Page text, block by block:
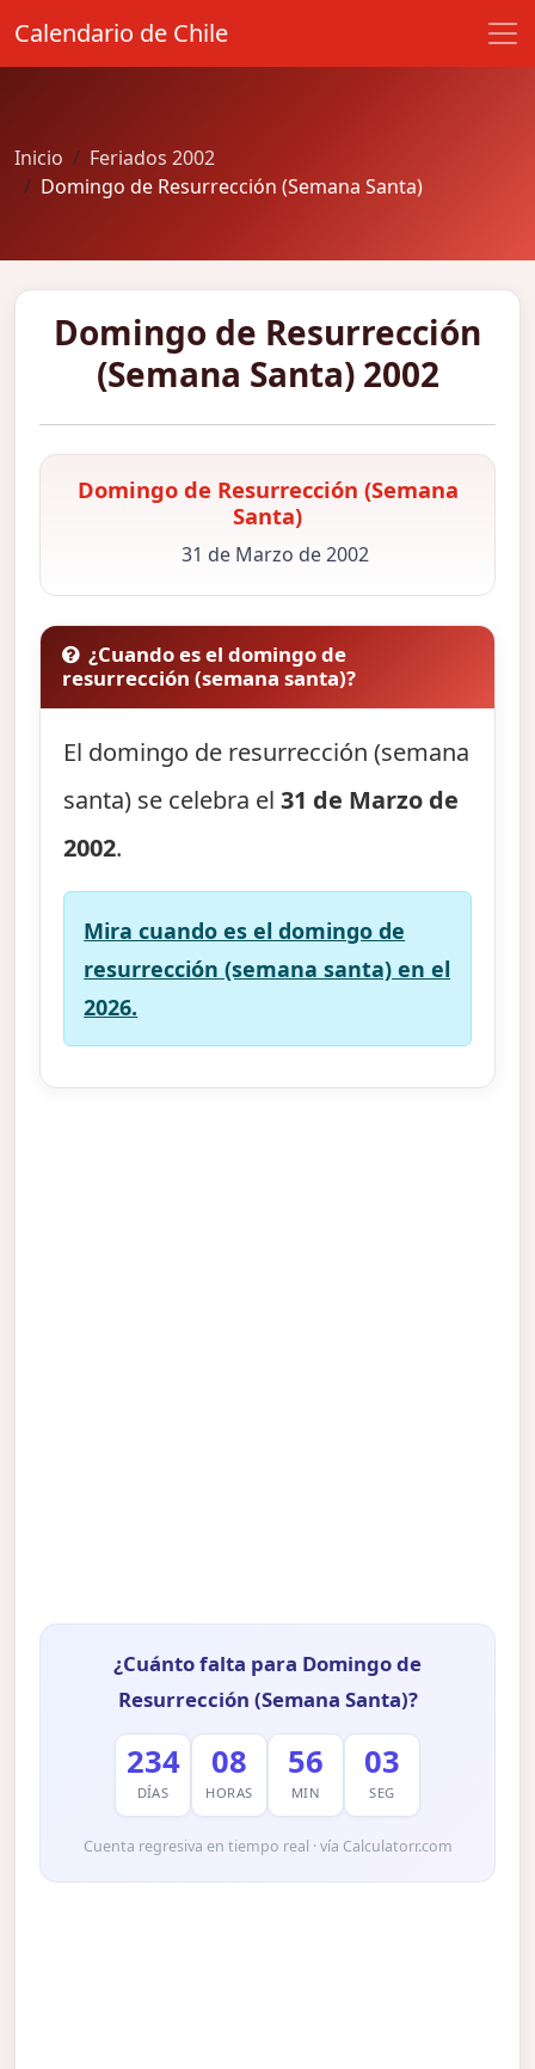
Calendario de Chile
Inicio
Feriados 2002
Domingo de Resurrección (Semana Santa)
Domingo de Resurrección
(Semana Santa) 2002
Domingo de Resurrección (Semana
Santa)
31 de Marzo de 2002
¿Cuando es el domingo de
resurrección (semana santa)?
El domingo de resurrección (semana
santa) se celebra el31 de Marzo de
2002.
Mira cuando es el domingo de
resurrección (semana santa) en el
2026.
¿Cuánto falta para Domingo de
Resurrección (Semana Santa)?
234
DÍAS
08
HORAS
56
MIN
02
SEG
Cuenta regresiva en tiempo real · vía Calculatorr.com